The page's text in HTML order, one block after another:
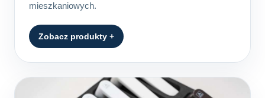
mieszkaniowych.
Zobacz produkty +